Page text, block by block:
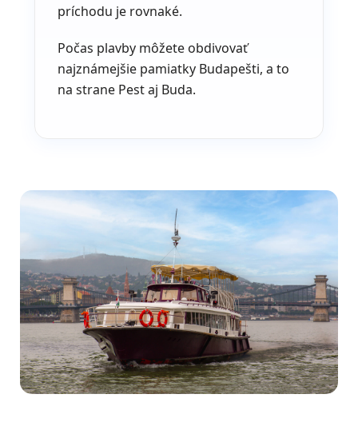
príchodu je rovnaké.
Počas plavby môžete obdivovať
najznámejšie pamiatky Budapešti, a to
na strane Pest aj Buda.